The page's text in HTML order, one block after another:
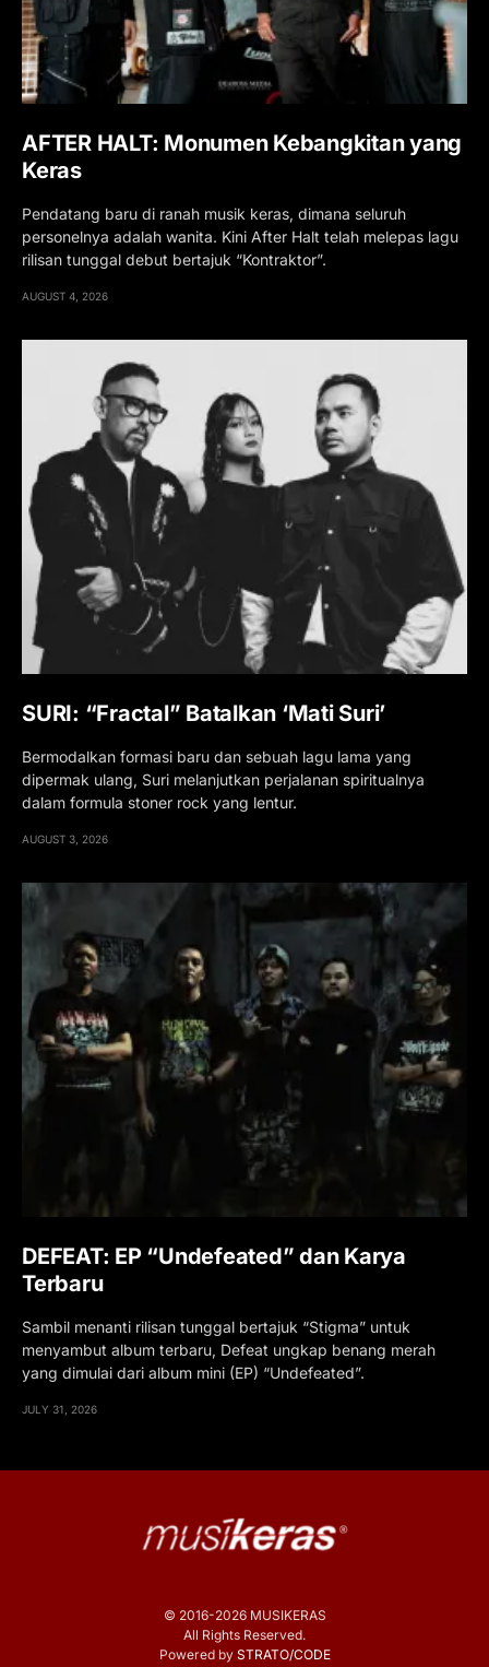
AFTER HALT: Monumen Kebangkitan yang
Keras
Pendatang baru di ranah musik keras, dimana seluruh
personelnya adalah wanita. Kini After Halt telah melepas lagu
rilisan tunggal debut bertajuk “Kontraktor”.
AUGUST 4, 2026
SURI: “Fractal” Batalkan ‘Mati Suri’
Bermodalkan formasi baru dan sebuah lagu lama yang
dipermak ulang, Suri melanjutkan perjalanan spiritualnya
dalam formula stoner rock yang lentur.
AUGUST 3, 2026
DEFEAT: EP “Undefeated” dan Karya
Terbaru
Sambil menanti rilisan tunggal bertajuk “Stigma” untuk
menyambut album terbaru, Defeat ungkap benang merah
yang dimulai dari album mini (EP) “Undefeated”.
JULY 31, 2026
© 2016-2026 MUSIKERAS
All Rights Reserved.
Powered by STRATO/CODE